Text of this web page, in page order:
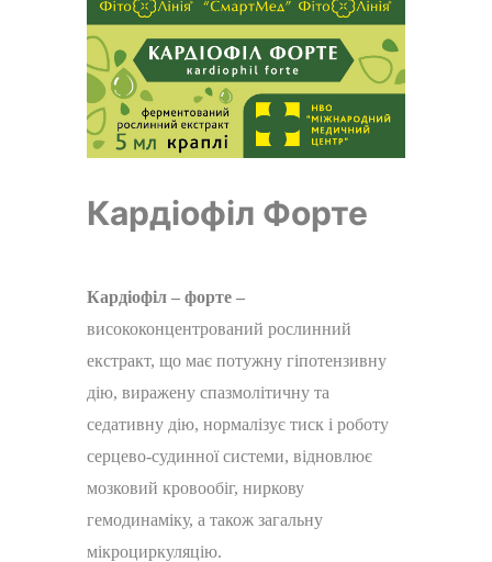
Кардіофіл Форте
Кардіофіл – форте –
висококонцентрований рослинний
екстракт, що має потужну гіпотензивну
дію, виражену спазмолітичну та
седативну дію, нормалізує тиск і роботу
серцево-судинної системи, відновлює
мозковий кровообіг, ниркову
гемодинаміку, а також загальну
мікроциркуляцію.